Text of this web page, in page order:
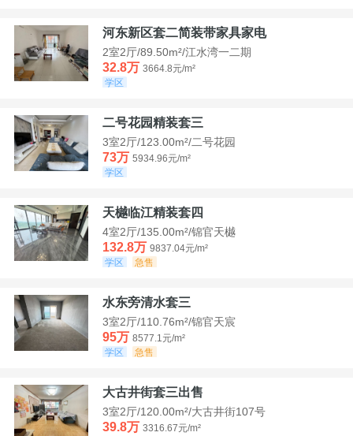
河东新区套二简装带家具家电
2室2厅/89.50m²/江水湾一二期
32.8万 3664.8元/m²
学区
二号花园精装套三
3室2厅/123.00m²/二号花园
73万 5934.96元/m²
学区
天樾临江精装套四
4室2厅/135.00m²/锦官天樾
132.8万 9837.04元/m²
学区
急售
水东旁清水套三
3室2厅/110.76m²/锦官天宸
95万 8577.1元/m²
学区
急售
大古井街套三出售
3室2厅/120.00m²/大古井街107号
39.8万 3316.67元/m²